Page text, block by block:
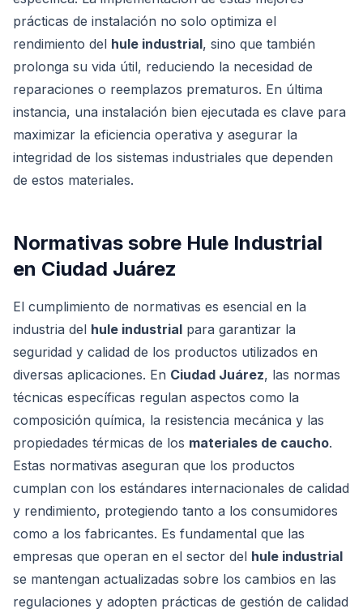
prácticas de instalación no solo optimiza el
rendimiento del hule industrial, sino que también
prolonga su vida útil, reduciendo la necesidad de
reparaciones o reemplazos prematuros. En última
instancia, una instalación bien ejecutada es clave para
maximizar la eficiencia operativa y asegurar la
integridad de los sistemas industriales que dependen
de estos materiales.
Normativas sobre Hule Industrial
en Ciudad Juárez
El cumplimiento de normativas es esencial en la
industria del hule industrial para garantizar la
seguridad y calidad de los productos utilizados en
diversas aplicaciones. En Ciudad Juárez, las normas
técnicas específicas regulan aspectos como la
composición química, la resistencia mecánica y las
propiedades térmicas de los materiales de caucho.
Estas normativas aseguran que los productos
cumplan con los estándares internacionales de calidad
y rendimiento, protegiendo tanto a los consumidores
como a los fabricantes. Es fundamental que las
empresas que operan en el sector del hule industrial
se mantengan actualizadas sobre los cambios en las
regulaciones y adopten prácticas de gestión de calidad